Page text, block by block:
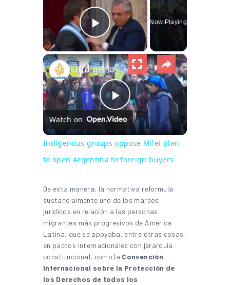
Play Video
Now Playing
×
Play Video
Indigenous groups oppose Milei plan to open Argentina to foreign buyers
Watch on
Indigenous groups oppose Milei plan
to open Argentina to foreign buyers
De esta manera, la normativa reformula
sustancialmente uno de los marcos
jurídicos en relación a las personas
migrantes más progresivos de América
Latina, que se apoyaba, entre otras cosas,
en pactos internacionales con jerarquía
constitucional, como la Convención
Internacional sobre la Protección de
los Derechos de todos los